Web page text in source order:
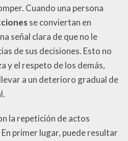
Cuando una persona
se conviertan en
señal clara de que no le
de sus decisiones. Esto no
y el respeto de los demás,
a un deterioro gradual de
la repetición de actos
primer lugar, puede resultar